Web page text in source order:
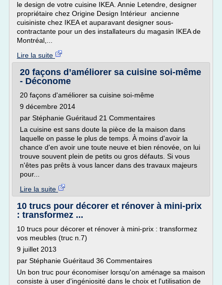
le design de votre cuisine IKEA. Annie Letendre, designer
propriétaire chez Origine Design Intérieur ancienne
cuisiniste chez IKEA et auparavant designer sous-
contractante pour un des installateurs du magasin IKEA de
Montréal,...
Lire la suite
20 façons d’améliorer sa cuisine soi-même
- Déconome
20 façons d'améliorer sa cuisine soi-même
9 décembre 2014
par Stéphanie Guéritaud 21 Commentaires
La cuisine est sans doute la pièce de la maison dans
laquelle on passe le plus de temps. À moins d'avoir la
chance d'en avoir une toute neuve et bien rénovée, on lui
trouve souvent plein de petits ou gros défauts. Si vous
n'êtes pas prêts à vous lancer dans des travaux majeurs
pour...
Lire la suite
10 trucs pour décorer et rénover à mini-prix
: transformez ...
10 trucs pour décorer et rénover à mini-prix : transformez
vos meubles (truc n.7)
9 juillet 2013
par Stéphanie Guéritaud 36 Commentaires
Un bon truc pour économiser lorsqu'on aménage sa maison
consiste à user d'ingéniosité dans le choix et l'utilisation de